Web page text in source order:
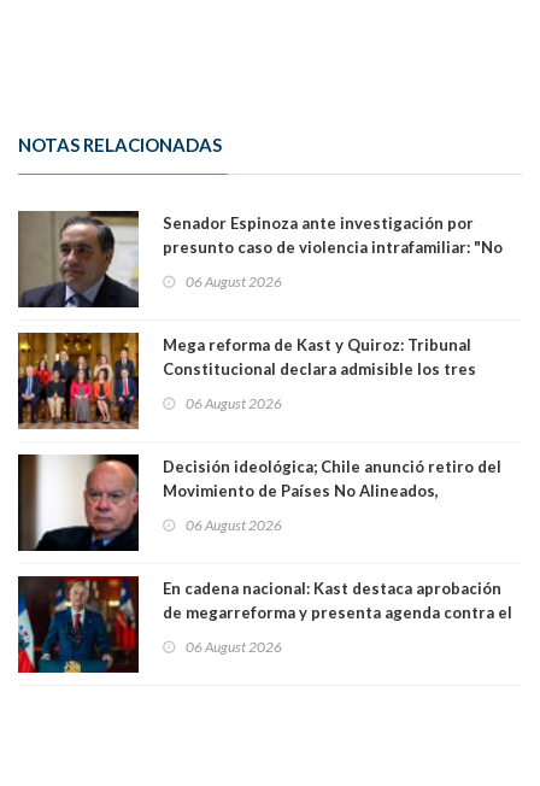
NOTAS RELACIONADAS
Senador Espinoza ante investigación por
presunto caso de violencia intrafamiliar: "No
antecedentes a Tribunal Supremo
06 August 2026
Mega reforma de Kast y Quiroz: Tribunal
Constitucional declara admisible los tres
06 August 2026
Decisión ideológica; Chile anunció retiro del
Movimiento de Países No Alineados,
1971. Excanciller Insulza lamentó decisión
06 August 2026
En cadena nacional: Kast destaca aprobación
de megarreforma y presenta agenda contra el
06 August 2026